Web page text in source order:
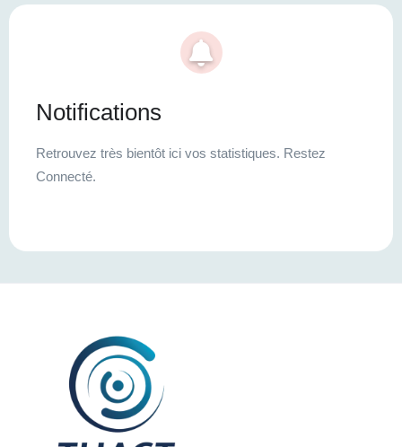
Notifications
Retrouvez très bientôt ici vos statistiques. Restez
Connecté.